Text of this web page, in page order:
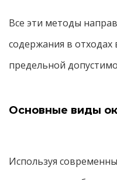
Все эти методы
содержания в
предельной
Основные виды
Используя